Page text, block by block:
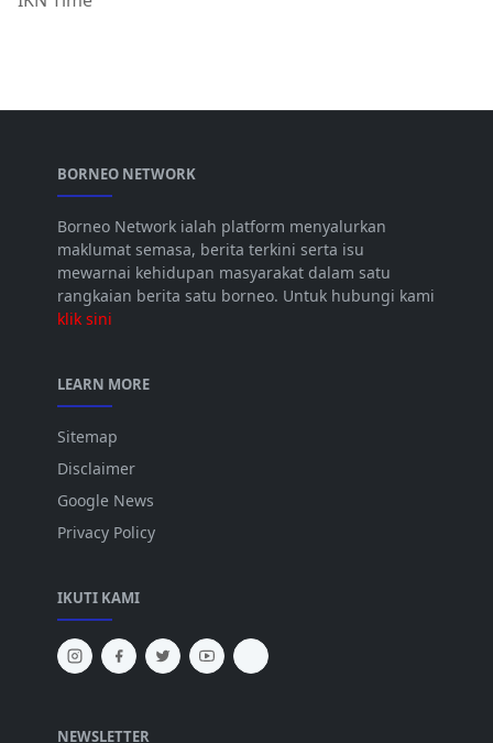
BORNEO NETWORK
Borneo Network ialah platform menyalurkan
maklumat semasa, berita terkini serta isu
mewarnai kehidupan masyarakat dalam satu
rangkaian berita satu borneo. Untuk hubungi kami
klik sini
LEARN MORE
Sitemap
Disclaimer
Google News
Privacy Policy
IKUTI KAMI
NEWSLETTER